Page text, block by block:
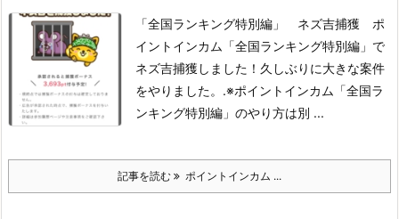
「全国ランキング特別編」 ネズ吉捕獲 ポ
イントインカム「全国ランキング特別編」で
ネズ吉捕獲しました！ 久しぶりに大きな案件
をやりました。 .※ポイントインカム「全国ラ
ンキング特別編」のやり方は別 ...
記事を読む ポイントインカム ...